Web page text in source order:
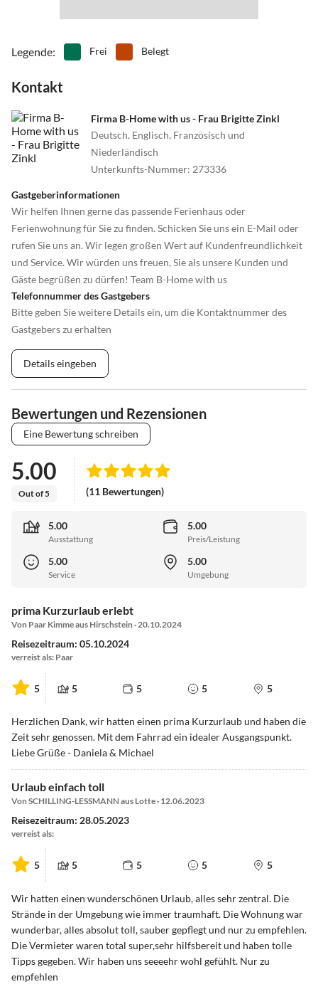
Legende: Frei Belegt
Kontakt
Firma B-Home with us - Frau Brigitte Zinkl
Deutsch, Englisch, Französisch und
Niederländisch
Unterkunfts-Nummer: 273336
Gastgeberinformationen
Wir helfen Ihnen gerne das passende Ferienhaus oder
Ferienwohnung für Sie zu finden. Schicken Sie uns ein E-Mail oder
rufen Sie uns an. Wir legen großen Wert auf Kundenfreundlichkeit
und Service. Wir würden uns freuen, Sie als unsere Kunden und
Gäste begrüßen zu dürfen! Team B-Home with us
Telefonnummer des Gastgebers
Bitte geben Sie weitere Details ein, um die Kontaktnummer des
Gastgebers zu erhalten
Details eingeben
Bewertungen und Rezensionen
Eine Bewertung schreiben
5.00
Out of 5 (11 Bewertungen)
5.00
Ausstattung
5.00
Preis/Leistung
5.00
Service
5.00
Umgebung
prima Kurzurlaub erlebt
Von Paar Kimme aus Hirschstein · 20.10.2024
Reisezeitraum: 05.10.2024
verreist als: Paar
5 5 5 5 5
Herzlichen Dank, wir hatten einen prima Kurzurlaub und haben die
Zeit sehr genossen. Mit dem Fahrrad ein idealer Ausgangspunkt.
Liebe Grüße - Daniela & Michael
Urlaub einfach toll
Von SCHILLING-LESSMANN aus Lotte · 12.06.2023
Reisezeitraum: 28.05.2023
verreist als:
5 5 5 5 5
Wir hatten einen wunderschönen Urlaub, alles sehr zentral. Die
Strände in der Umgebung wie immer traumhaft. Die Wohnung war
wunderbar, alles absolut toll, sauber gepflegt und nur zu empfehlen.
Die Vermieter waren total super,sehr hilfsbereit und haben tolle
Tipps gegeben. Wir haben uns seeeehr wohl gefühlt. Nur zu
empfehlen